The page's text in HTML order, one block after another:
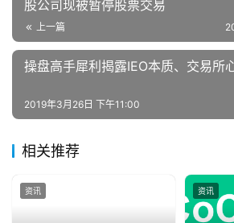
股公司现被暂停股票交易
上一篇
操盘高手犀利揭露IEO本质、交易所
2019年3月26日 下午11:00
相关推荐
资讯 资讯